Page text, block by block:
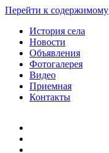
Перейти к содержимому
История села
Новости
Объявления
Фотогалерея
Видео
Приемная
Контакты